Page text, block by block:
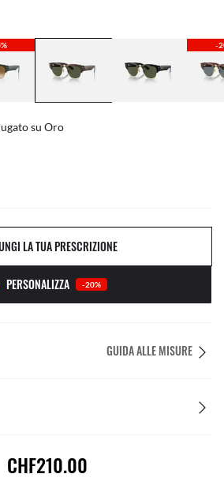
-
su Oro
LA TUA PRESCRIZIONE
PERSONALIZZA -20%
GUIDA ALLE MISURE
CHF210.00